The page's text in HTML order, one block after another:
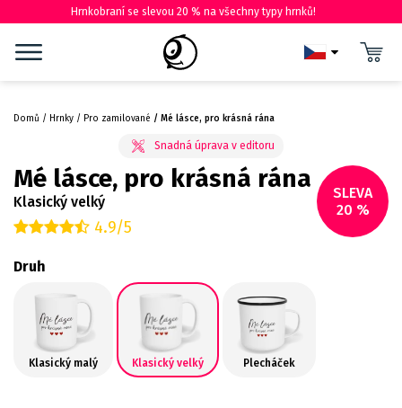
Hrnkobraní se slevou 20 % na všechny typy hrnků!
Domů Hrnky Pro zamilované Mé lásce, pro krásná rána
SLEVA
20 %
Mé lásce, pro krásná rána
Klasický velký
4.9/5
Druh
Klasický malý Klasický velký Plecháček